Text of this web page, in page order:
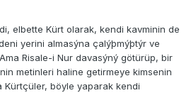
elbette Kürt olarak, kendi kavminin de
yerini almasýna çalýþmýþtýr ve
Risale-i Nur davasýný götürüp, bir
metinleri haline getirmeye kimsenin
Kürtçüler, böyle yaparak kendi